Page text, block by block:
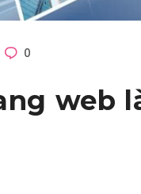
0
web